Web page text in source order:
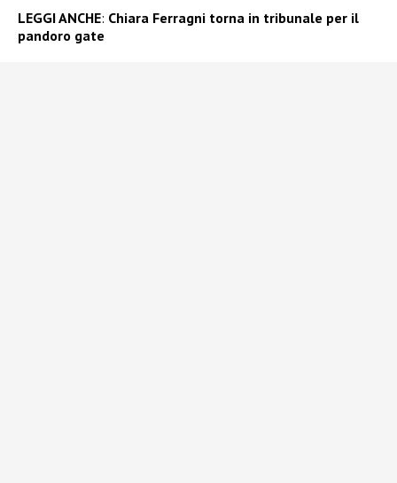
LEGGI ANCHE: Chiara Ferragni torna in tribunale per il
pandoro gate